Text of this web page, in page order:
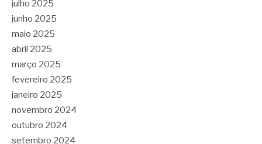
julho 2025
junho 2025
maio 2025
abril 2025
março 2025
fevereiro 2025
janeiro 2025
novembro 2024
outubro 2024
setembro 2024